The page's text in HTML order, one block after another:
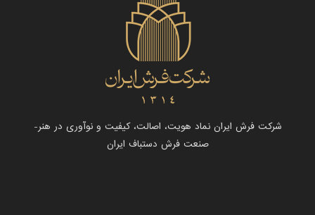
شرکت فرش ایران نماد هویت، اصالت، کیفیت و نوآوری در هنر-
صنعت فرش دستباف ایران